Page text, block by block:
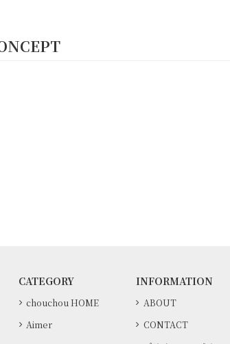
CATEGORY
chouchou HOME
Aimer
INFORMATION
ABOUT
CONTACT